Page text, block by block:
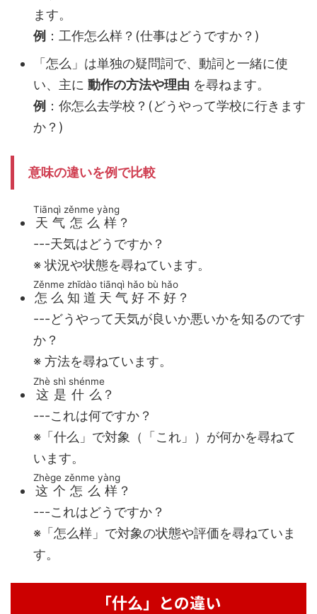
ます。
例 ：工作怎么样？(仕事はどうですか？)
「怎么」は単独の疑問詞で、動詞と一緒に使
い、主に 動作の方法や理由 を尋ねます。
例 ：你怎么去学校？(どうやって学校に行きます
か？)
意味の違いを例で比較
天气怎么样
Tiānqì zěnme yàng
？
---天気はどうですか？
※ 状況や状態を尋ねています。
怎么知道天气好不好
Zěnme zhīdào tiānqì hǎo bù hǎo
？
---どうやって天気が良いか悪いかを知るのです
か？
※ 方法を尋ねています。
这是什么
Zhè shì shénme
？
---これは何ですか？
※「什么」で対象（「これ」）が何かを尋ねて
います。
这个怎么样
Zhège zěnme yàng
？
---これはどうですか？
※「怎么样」で対象の状態や評価を尋ねていま
す。
「什么」との違い